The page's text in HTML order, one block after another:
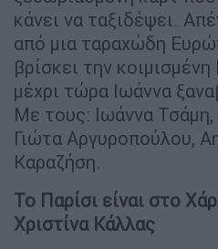
κάνει να ταξιδέψει.
από μια ταραχώδη
βρίσκει την
μέχρι τώρα Ιωάννα
Με τους: Ιωάννα
Γιώτα Αργυροπούλου,
Καραζήση.
Το Παρίσι είναι στο
Χριστίνα Κάλλας